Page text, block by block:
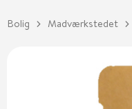
Bolig Madværkstedet